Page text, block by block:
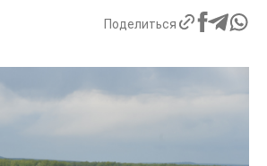
Поделиться